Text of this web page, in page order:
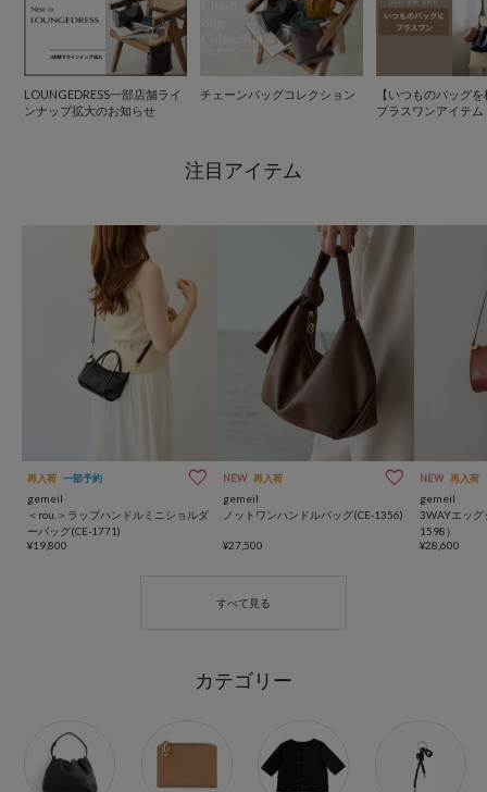
LOUNGEDRESS一部店舗ライ
ンナップ拡大のお知らせ
チェーンバッグコレクション
【いつものバッグ
プラスワンアイテム
注目アイテム
再入荷 一部予約
gemeil
＜rou.＞ラップハンドルミニショルダ
ーバッグ(CE-1771)
¥19,800
NEW 再入荷
gemeil
ノットワンハンドルバッグ(CE-1356)
¥27,500
NEW 再入荷
gemeil
3WAYエッグ
1598）
¥28,600
カテゴリー